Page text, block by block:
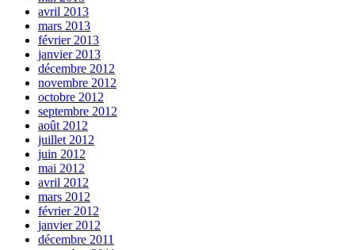
avril 2013
mars 2013
février 2013
janvier 2013
décembre 2012
novembre 2012
octobre 2012
septembre 2012
août 2012
juillet 2012
juin 2012
mai 2012
avril 2012
mars 2012
février 2012
janvier 2012
décembre 2011